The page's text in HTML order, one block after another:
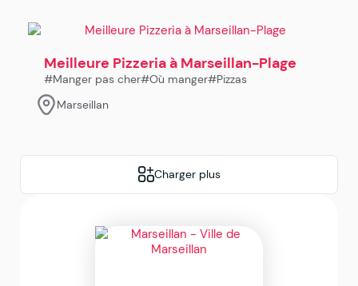
Meilleure Pizzeria à Marseillan-Plage
#Manger pas cher#Où manger#Pizzas
Marseillan
Charger plus